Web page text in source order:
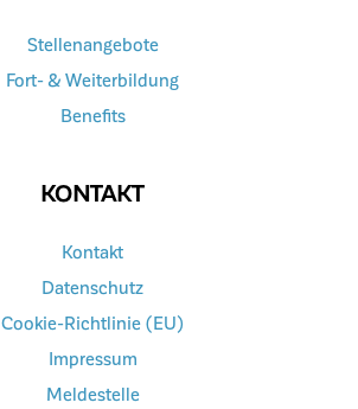
Stellenangebote
Fort- & Weiterbildung
Benefits
KONTAKT
Kontakt
Datenschutz
Cookie-Richtlinie (EU)
Impressum
Meldestelle